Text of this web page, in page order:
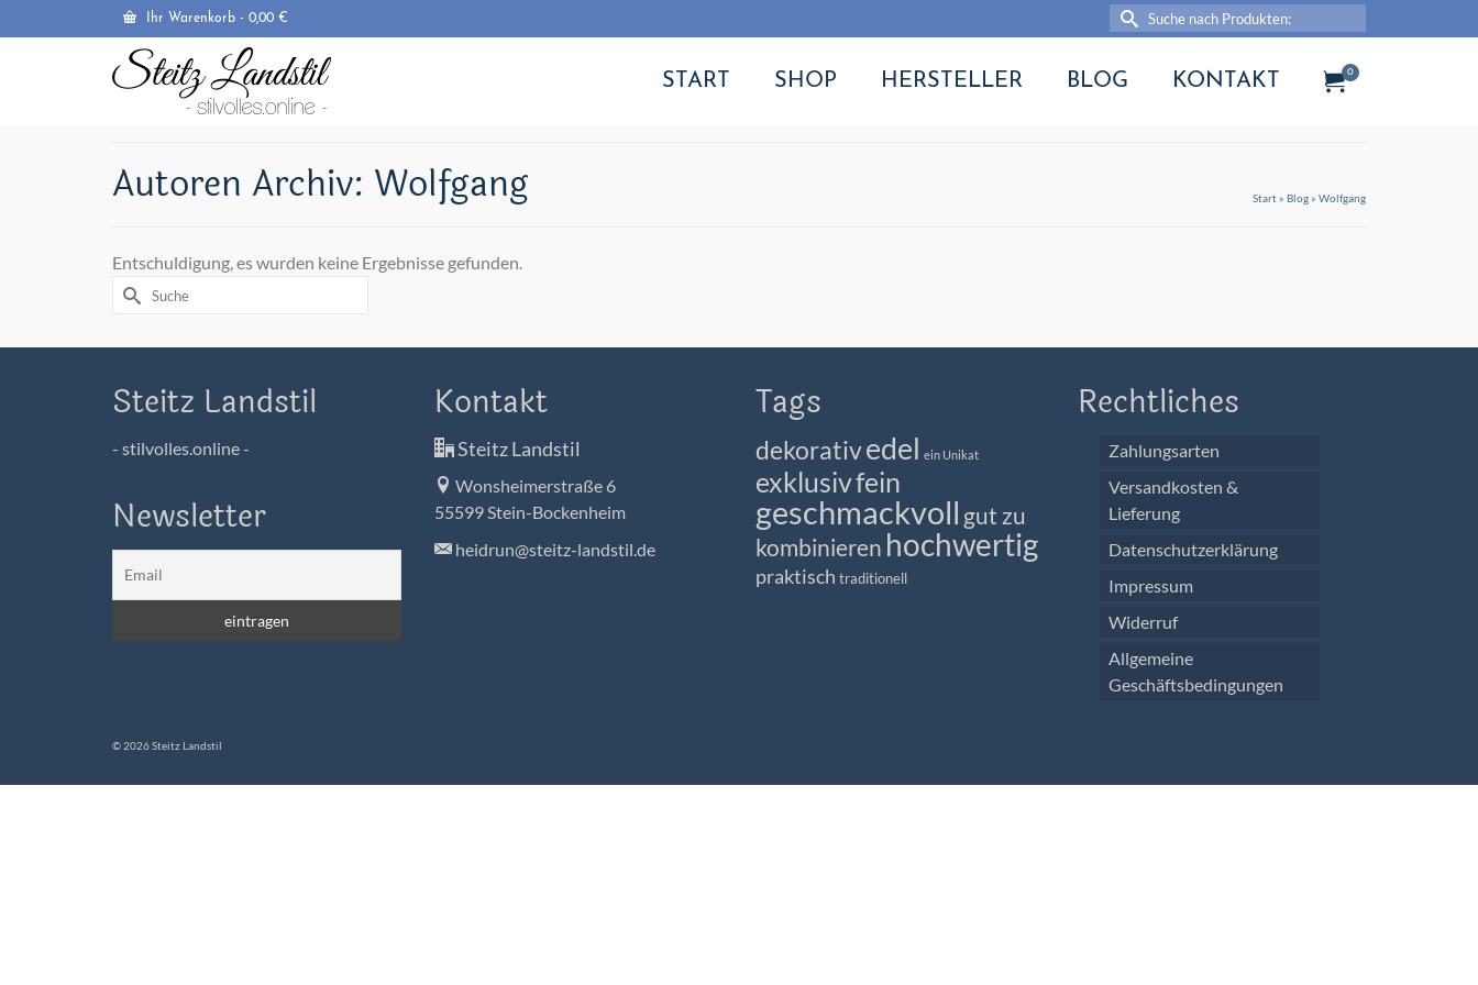
Ihr Warenkorb - 0,00 €
Suche
nach:
START SHOP HERSTELLER BLOG KONTAKT 0
Autoren Archiv: Wolfgang Start » Blog » Wolfgang
Entschuldigung, es wurden keine Ergebnisse gefunden.
Suche
nach:
Steitz Landstil
- stilvolles.online -
Newsletter
Kontakt
Steitz Landstil
Wonsheimerstraße 6
55599 Stein-Bockenheim
heidrun@steitz-landstil.de
Tags
dekorativedel ein Unikat
exklusivfein
geschmackvoll gut zu
kombinieren hochwertig
praktisch traditionell
Rechtliches
Zahlungsarten
Versandkosten &
Lieferung
Datenschutzerklärung
Impressum
Widerruf
Allgemeine
Geschäftsbedingungen
© 2026 Steitz Landstil